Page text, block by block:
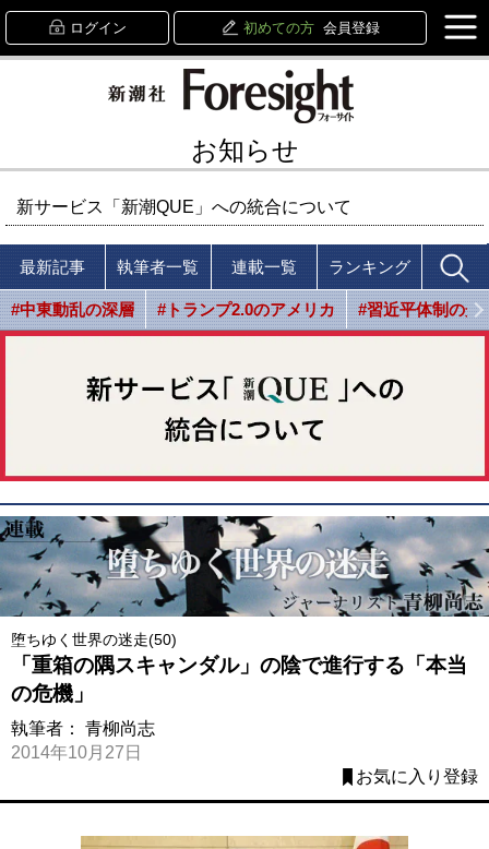
ログイン 初めての方 会員登録
お知らせ
新サービス「新潮QUE」への統合について
最新記事 執筆者一覧 連載一覧 ランキング
#中東動乱の深層 #トランプ2.0のアメリカ #習近平体制の光
堕ちゆく世界の迷走(50)
「重箱の隅スキャンダル」の陰で進行する「本当
の危機」
執筆者： 青柳尚志
2014年10月27日
お気に入り登録